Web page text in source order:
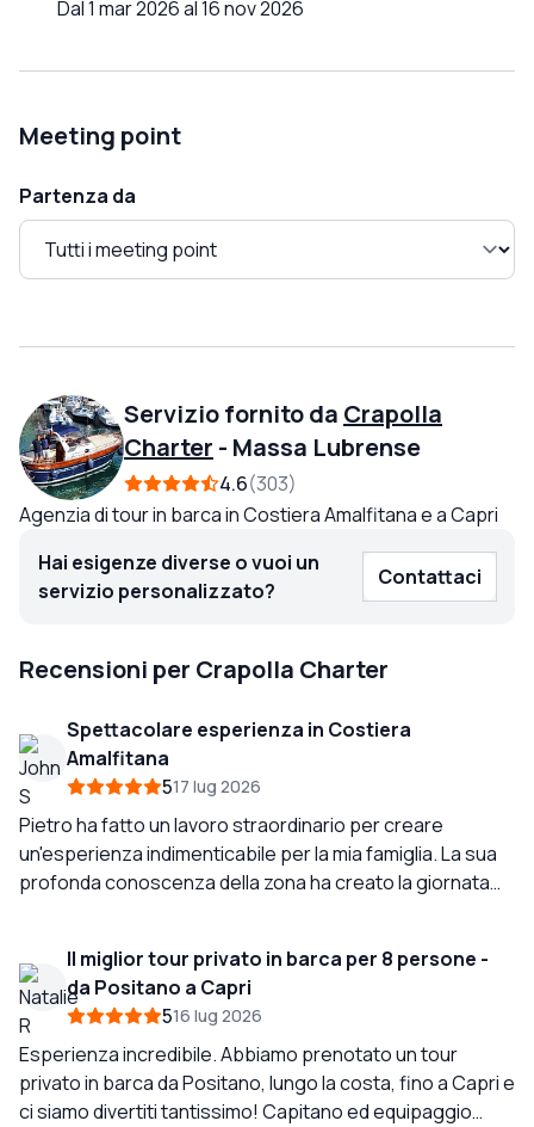
Dal 1 mar 2026 al 16 nov 2026
Meeting point
Partenza da
Servizio fornito da Crapolla
Charter - Massa Lubrense
4.6 303
Agenzia di tour in barca in Costiera Amalfitana e a Capri
Hai esigenze diverse o vuoi un
servizio personalizzato?
Contattaci
Recensioni per Crapolla Charter
Spettacolare esperienza in Costiera
Amalfitana
517 lug 2026
Pietro ha fatto un lavoro straordinario per creare
un'esperienza indimenticabile per la mia famiglia. La sua
profonda conoscenza della zona ha creato la giornata
avere tempo per una visita a Positano e un pranzo
rilassante a Praiano. Grazie Pietro per aver creato ricordi
indelebili per la mia famiglia!
Il miglior tour privato in barca per 8 persone -
da Positano a Capri
516 lug 2026
Esperienza incredibile. Abbiamo prenotato un tour
privato in barca da Positano, lungo la costa, fino a Capri e
ci siamo divertiti tantissimo! Capitano ed equipaggio